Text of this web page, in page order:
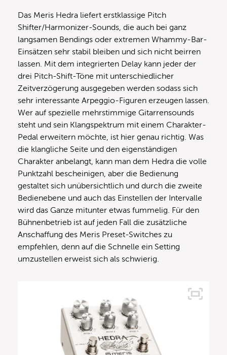
Das Meris Hedra liefert erstklassige Pitch
Shifter/Harmonizer-Sounds, die auch bei ganz
langsamen Bendings oder extremen Whammy-Bar-
Einsätzen sehr stabil bleiben und sich nicht beirren
lassen. Mit dem integrierten Delay kann jeder der
drei Pitch-Shift-Töne mit unterschiedlicher
Zeitverzögerung ausgegeben werden sodass sich
sehr interessante Arpeggio-Figuren erzeugen lassen.
Wer auf spezielle mehrstimmige Gitarrensounds
steht und sein Klangspektrum mit einem Charakter-
Pedal erweitern möchte, ist hier genau richtig. Was
die klangliche Seite und den eigenständigen
Charakter anbelangt, kann man dem Hedra die volle
Punktzahl bescheinigen, aber die Bedienung
gestaltet sich unübersichtlich und durch die zweite
Bedienebene und auch das Einstellen der Intervalle
wird das Ganze mitunter etwas fummelig. Für den
Bühnenbetrieb ist auf jeden Fall die zusätzliche
Anschaffung des Meris Preset-Switches zu
empfehlen, denn auf die Schnelle ein Setting
umzustellen erweist sich als schwierig.